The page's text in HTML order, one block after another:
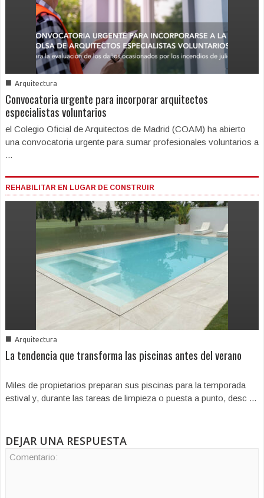
■ Arquitectura
Convocatoria urgente para incorporar arquitectos
especialistas voluntarios
el Colegio Oficial de Arquitectos de Madrid (COAM) ha abierto
una convocatoria urgente para sumar profesionales voluntarios a
...
REHABILITAR EN LUGAR DE CONSTRUIR
■ Arquitectura
La tendencia que transforma las piscinas antes del verano
Miles de propietarios preparan sus piscinas para la temporada
estival y, durante las tareas de limpieza o puesta a punto, desc ...
DEJAR UNA RESPUESTA